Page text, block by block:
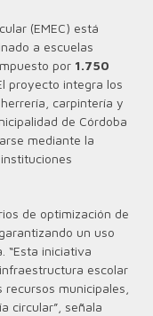
(EMEC) está
a escuelas
por 1.750
proyecto integra los
carpintería y
de Córdoba
mediante la
de optimización de
un uso
“Esta iniciativa
escolar
municipales,
circular”, señala